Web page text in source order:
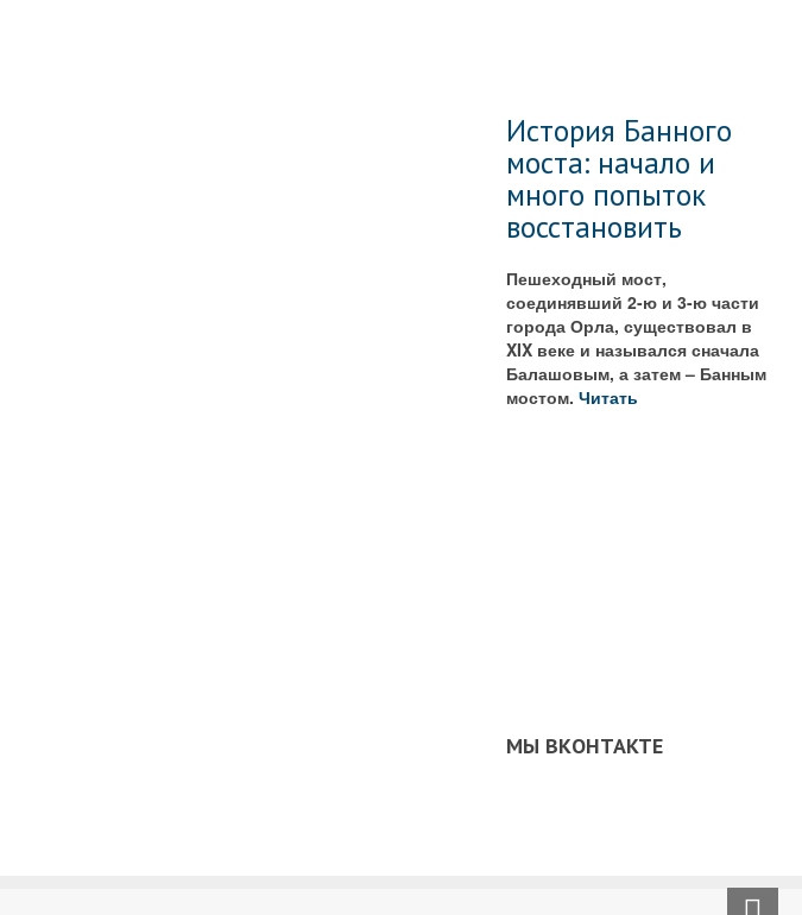
История Банного
моста: начало и
много попыток
восстановить
Пешеходный мост,
соединявший 2-ю и 3-ю части
города Орла, существовал в
XIX веке и назывался сначала
Балашовым, а затем – Банным
мостом.Читать
МЫ ВКОНТАКТЕ